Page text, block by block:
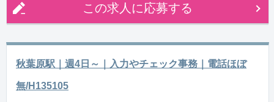
この求人に応募する
秋葉原駅｜週4日～｜入力やチェック事務｜電話ほぼ
無/H135105